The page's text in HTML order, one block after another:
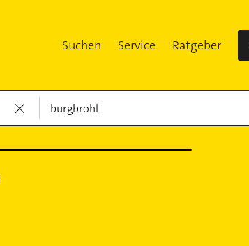
Suchen Service Ratgeber